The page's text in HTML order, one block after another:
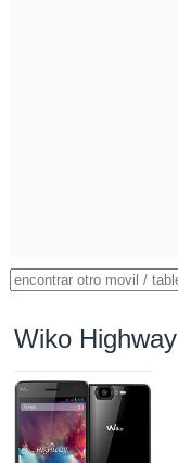
Wiko Highway